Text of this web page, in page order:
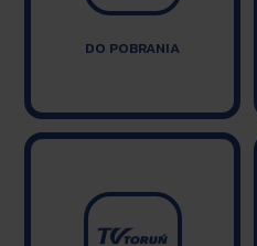
DO POBRANIA